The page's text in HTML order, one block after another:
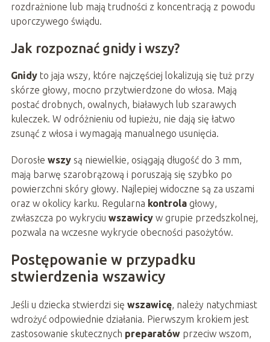
rozdrażnione lub mają trudności z koncentracją z powodu
uporczywego świądu.
Jak rozpoznać gnidy i wszy?
Gnidyto jaja wszy, które najczęściej lokalizują się tuż przy
skórze głowy, mocno przytwierdzone do włosa. Mają
postać drobnych, owalnych, białawych lub szarawych
kuleczek. W odróżnieniu od łupieżu, nie dają się łatwo
zsunąć z włosa i wymagają manualnego usunięcia.
Dorosłe wszysą niewielkie, osiągają długość do 3 mm,
mają barwę szarobrązową i poruszają się szybko po
powierzchni skóry głowy. Najlepiej widoczne są za uszami
oraz w okolicy karku. Regularna kontrolagłowy,
zwłaszcza po wykryciu wszawicyw grupie przedszkolnej,
pozwala na wczesne wykrycie obecności pasożytów.
Postępowanie w przypadku
stwierdzenia wszawicy
Jeśli u dziecka stwierdzi się wszawicę, należy natychmiast
wdrożyć odpowiednie działania. Pierwszym krokiem jest
zastosowanie skutecznych preparatówprzeciw wszom,